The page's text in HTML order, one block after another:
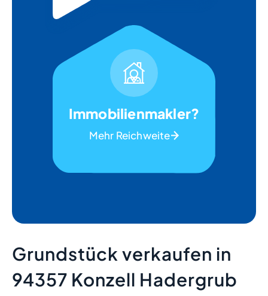
Immobilienmakler?
Mehr Reichweite
Grundstück verkaufen in
94357 Konzell Hadergrub